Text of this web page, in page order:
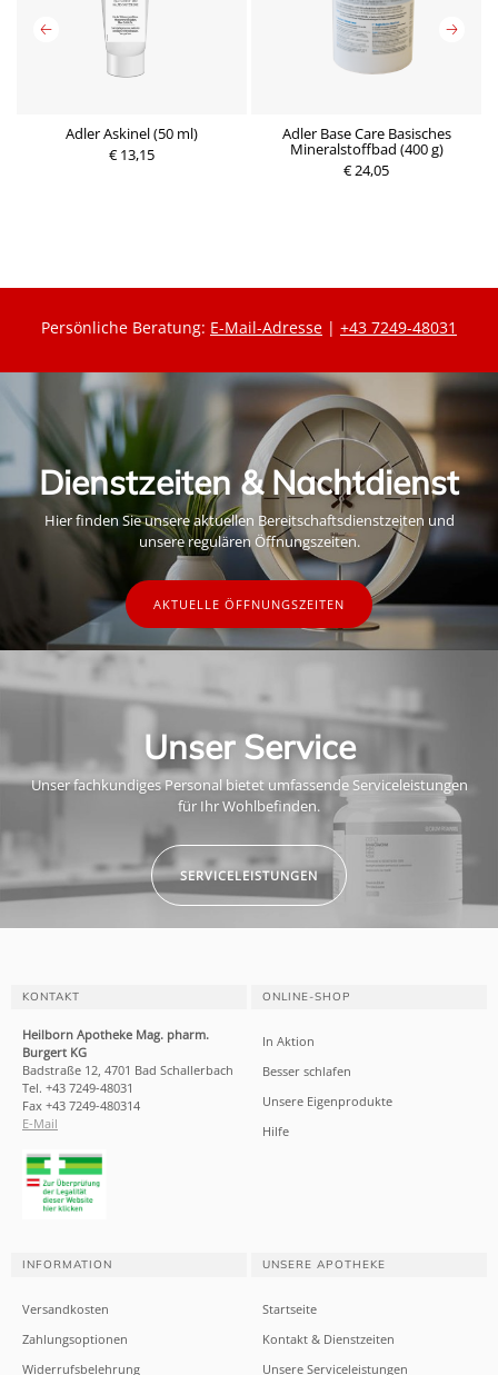
Adler Askinel (50 ml)
€ 13,15
Adler Base Care Basisches
Mineralstoffbad (400 g)
€ 24,05
P
Persönliche Beratung: E-Mail-Adresse | +43 7249-48031
Dienstzeiten & Nachtdienst
Hier finden Sie unsere aktuellen Bereitschaftsdienstzeiten und
unsere regulären Öffnungszeiten.
AKTUELLE ÖFFNUNGSZEITEN
Unser Service
Unser fachkundiges Personal bietet umfassende Serviceleistungen
für Ihr Wohlbefinden.
SERVICELEISTUNGEN
KONTAKT
Heilborn Apotheke Mag. pharm.
Burgert KG
Badstraße 12, 4701 Bad Schallerbach
Tel. +43 7249-48031
Fax +43 7249-480314
E-Mail
ONLINE-SHOP
In Aktion
Besser schlafen
Unsere Eigenprodukte
Hilfe
INFORMATION
Versandkosten
Zahlungsoptionen
Widerrufsbelehrung
UNSERE APOTHEKE
Startseite
Kontakt & Dienstzeiten
Unsere Serviceleistungen